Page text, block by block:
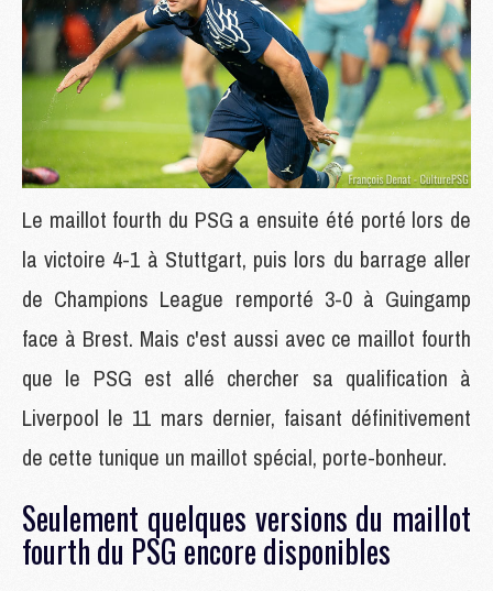
Le maillot fourth du PSG a ensuite été porté lors de
la victoire 4-1 à Stuttgart, puis lors du barrage aller
de Champions League remporté 3-0 à Guingamp
face à Brest. Mais c'est aussi avec ce maillot fourth
que le PSG est allé chercher sa qualification à
Liverpool le 11 mars dernier, faisant définitivement
de cette tunique un maillot spécial, porte-bonheur.
Seulement quelques versions du maillot
fourth du PSG encore disponibles